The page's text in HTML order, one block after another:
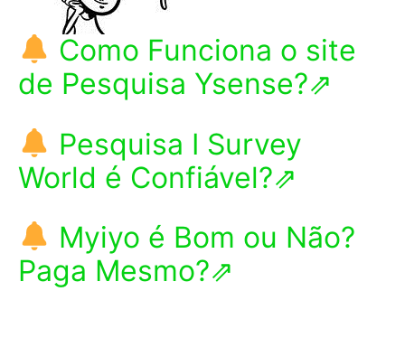
Como Funciona o site
de Pesquisa Ysense?⇗
Pesquisa I Survey
World é Confiável?⇗
Myiyo é Bom ou Não?
Paga Mesmo?⇗